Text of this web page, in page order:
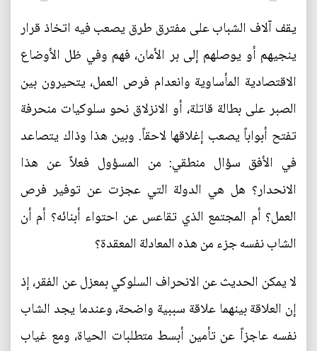
يقف آلاف الشباب على مفترق طرق يصعب فيه اتخاذ قرار
ينجيهم أو يوصلهم إلى بر الأمان، فهم وفي ظل الأوضاع
الاقتصادية المأساوية وانعدام فرص العمل، يتحيرون بين
الصبر على بطالة قاتلة، أو الانزلاق نحو سلوكيات منحرفة
تفتح أبواباً يصعب إغلاقها لاحقاً. وبين هذا وذاك يتصاعد
في الأفق سؤال منطقي: من المسؤول فعلاً عن هذا
الانحدار؟ هل هي الدولة التي عجزت عن توفير فرص
العمل؟ أم المجتمع الذي تقاعس عن احتواء أبنائه؟ أم أن
الشاب نفسه جزء من هذه المعادلة المعقدة؟
لا يمكن الحديث عن الانحراف السلوكي بمعزل عن الفقر، إذ
إن العلاقة بينهما علاقة سببية واضحة، وعندما يجد الشاب
نفسه عاجزاً عن تأمين أبسط متطلبات الحياة، ومع غياب